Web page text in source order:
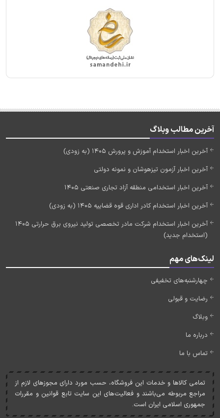
آخرین مطالب وبلاگ
آخرین اخبار استخدام آموزش و پرورش 1405 (به زودی)
آخرین اخبار آزمون تیزهوشان و نمونه دولتی
آخرین اخبار استخدامی منطقه آزاد تجاری صنعتی 1405
آخرین اخبار استخدام کادر اداری قوه قضاییه 1405 (به زودی)
آخرین اخبار استخدام شرکت مادر تخصصی تولید نیروی برق حرارتی 1405
(استخدام جدید)
لینک‌های مهم
چهارشنبه‌های تخفیفی
رضایت و قبولی
وبلاگ
درباره ما
تماس با ما
تمامی کالاها و خدمات اين فروشگاه، حسب مورد دارای مجوزهای لازم از
مراجع مربوطه می‌باشند و فعاليت‌های اين سايت تابع قوانين و مقررات
جمهوری اسلامی ايران است.